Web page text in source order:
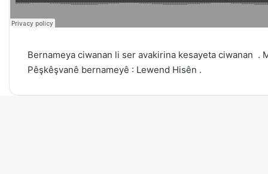
Bernameya ciwanan li ser avakirina kesayeta ciwanan .
Pêşkêşvanê bernameyê : Lewend Hisên .